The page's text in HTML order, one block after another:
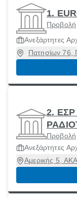
1.
Προβολή
Ανεξάρτητες
Πατησίων 76,
2.
Προβολή
Ανεξάρτητες
Αμερικής 5,